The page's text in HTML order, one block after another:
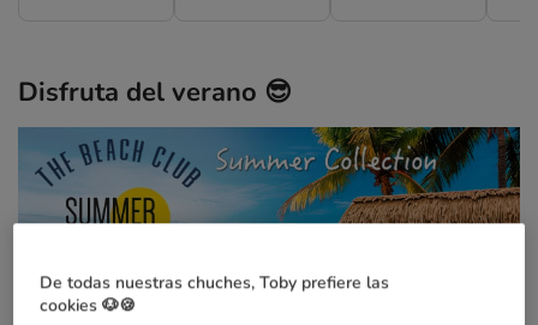
Disfruta del verano 😎
De todas nuestras chuches, Toby prefiere las
cookies 🐶🍪